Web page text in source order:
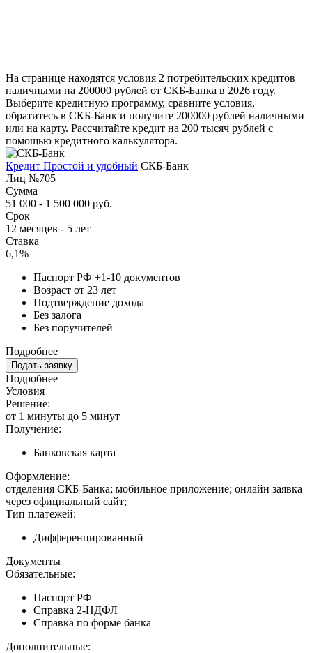
На странице находятся условия 2 потребительских кредитов
наличными на 200000 рублей от СКБ-Банка в 2026 году.
Выберите кредитную программу, сравните условия,
обратитесь в СКБ-Банк и получите 200000 рублей наличными
или на карту. Рассчитайте кредит на 200 тысяч рублей с
помощью кредитного калькулятора.
Кредит Простой и удобный СКБ-Банк
Лиц №705
Сумма
51 000 - 1 500 000 руб.
Срок
12 месяцев - 5 лет
Ставка
6,1%
Паспорт РФ +1-10 документов
Возраст от 23 лет
Подтверждение дохода
Без залога
Без поручителей
Подробнее
Подать заявку
Подробнее
Условия
Решение:
от 1 минуты до 5 минут
Получение:
Банковская карта
Оформление:
отделения СКБ-Банка; мобильное приложение; онлайн заявка
через официальный сайт;
Тип платежей:
Дифференцированный
Документы
Обязательные:
Паспорт РФ
Справка 2-НДФЛ
Справка по форме банка
Дополнительные: